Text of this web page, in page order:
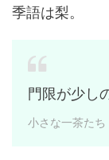
季語は梨。
門限が少し
小さな一茶たち